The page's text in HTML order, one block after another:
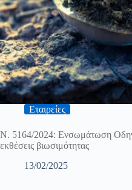
Εταιρείες
Ν. 5164/2024: Ενσωμάτωση
εκθέσεις βιωσιμότητας
13/02/2025